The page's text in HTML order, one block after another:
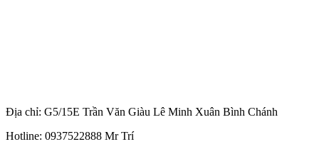
Địa chỉ: G5/15E Trần Văn Giàu Lê Minh Xuân Bình Chánh
Hotline: 0937522888 Mr Trí